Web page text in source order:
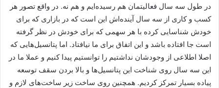
در طول سه سال فعالیتمان هم رسیده‌ایم و هم نه. در واقع تصور هر
کسب و کاری از سه سال آینده‌اش این است که در بازاری که برای
خودش شناسایی کرده با هر سهمی که برای خودش در نظر گرفته
است جا افتاده باشد و این اتفاق برای ما نیافتاد. اما پتانسیل‌هایی که
اصلا اطلاعی از وجودشان نداشتیم را توانستیم پیدا کنیم و عملا ما در
این سه سال روی شناخت این پتانسیل‌ها و بالا بردن سقف توسعه
پیاده بسیار تمرکز کردیم. همچنین روی ساخت زیر ساخت‌های لازم و